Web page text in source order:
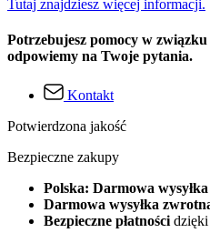
Tutaj znajdziesz więcej informacji.
Potrzebujesz pomocy w
odpowiemy na Twoje pytania.
Kontakt
Potwierdzona jakość
Bezpieczne zakupy
Polska: Darmowa
Darmowa wysyłka
Bezpieczne płatności